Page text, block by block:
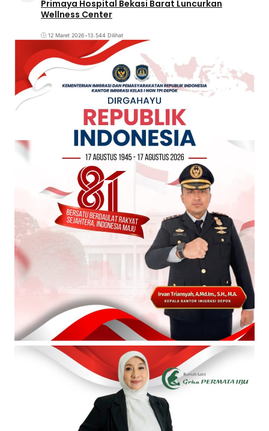
Primaya Hospital Bekasi Barat Luncurkan
Wellness Center
12 Maret 2026•13.544 Dilihat